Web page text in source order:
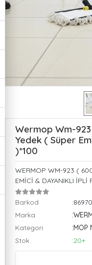
Wermop Wm-
Yedek ( Süper
)*100
WERMOP WM-923 (
EMİCİ & DAYANIKLI İPLİ
Barkod
Marka
Kategori
:MOP
Stok
:20+